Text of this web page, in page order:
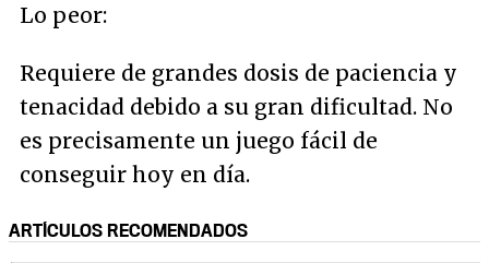
Lo peor:
Requiere de grandes dosis de paciencia y
tenacidad debido a su gran dificultad. No
es precisamente un juego fácil de
conseguir hoy en día.
ARTÍCULOS RECOMENDADOS